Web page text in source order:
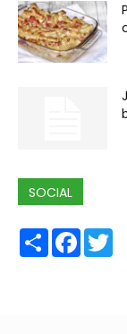
SOCIAL
Share